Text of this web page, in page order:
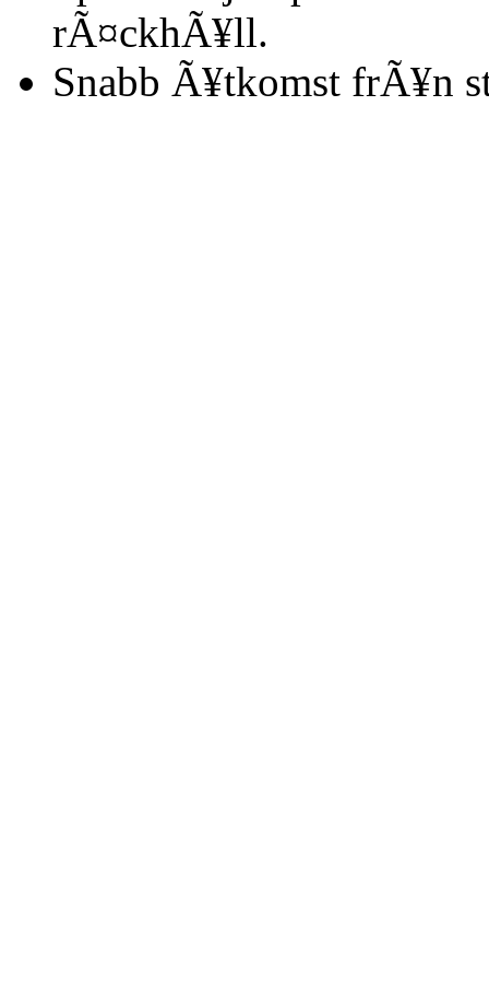
rÃ¤ckhÃ¥ll.
Snabb Ã¥tkomst frÃ¥n